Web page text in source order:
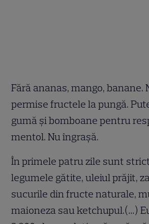
Fără ananas, mango, banane.
permise fructele la pungă.
gumă și bomboane pentru
mentol. Nu îngrașă.
În primele patru zile sunt
legumele gătite, uleiul prăjit,
sucurile din fructe naturale,
maioneza sau ketchupul.(…)